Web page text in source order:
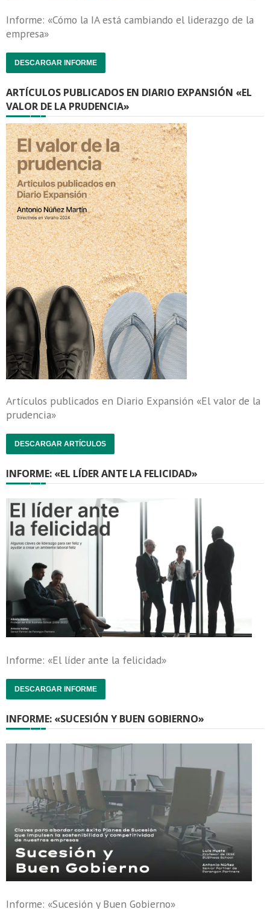
Informe: «Cómo la IA está cambiando el liderazgo de la
empresa»
DESCARGAR INFORME
ARTÍCULOS PUBLICADOS EN DIARIO EXPANSIÓN «EL
VALOR DE LA PRUDENCIA»
Artículos publicados en Diario Expansión «El valor de la
prudencia»
DESCARGAR ARTÍCULOS
INFORME: «EL LÍDER ANTE LA FELICIDAD»
Informe: «El líder ante la felicidad»
DESCARGAR INFORME
INFORME: «SUCESIÓN Y BUEN GOBIERNO»
Informe: «Sucesión y Buen Gobierno»